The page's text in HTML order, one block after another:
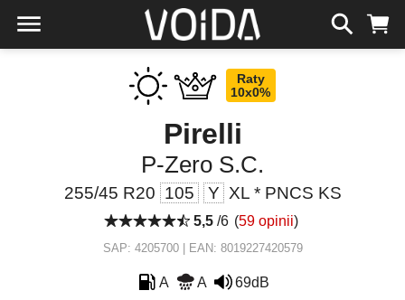
Raty
10x0%
Pirelli
P-Zero S.C.
255/45 R20 105 Y XL * PNCS KS
5,5/6 (59 opinii)
SAP: 4205700 | EAN: 8019227420579
A A 69dB